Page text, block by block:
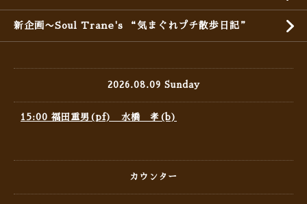
新企画〜Soul Trane's “気まぐれプチ散歩日記”
2026.08.09 Sunday
15:00 福田重男(pf) 水橋 孝(b)
カウンター